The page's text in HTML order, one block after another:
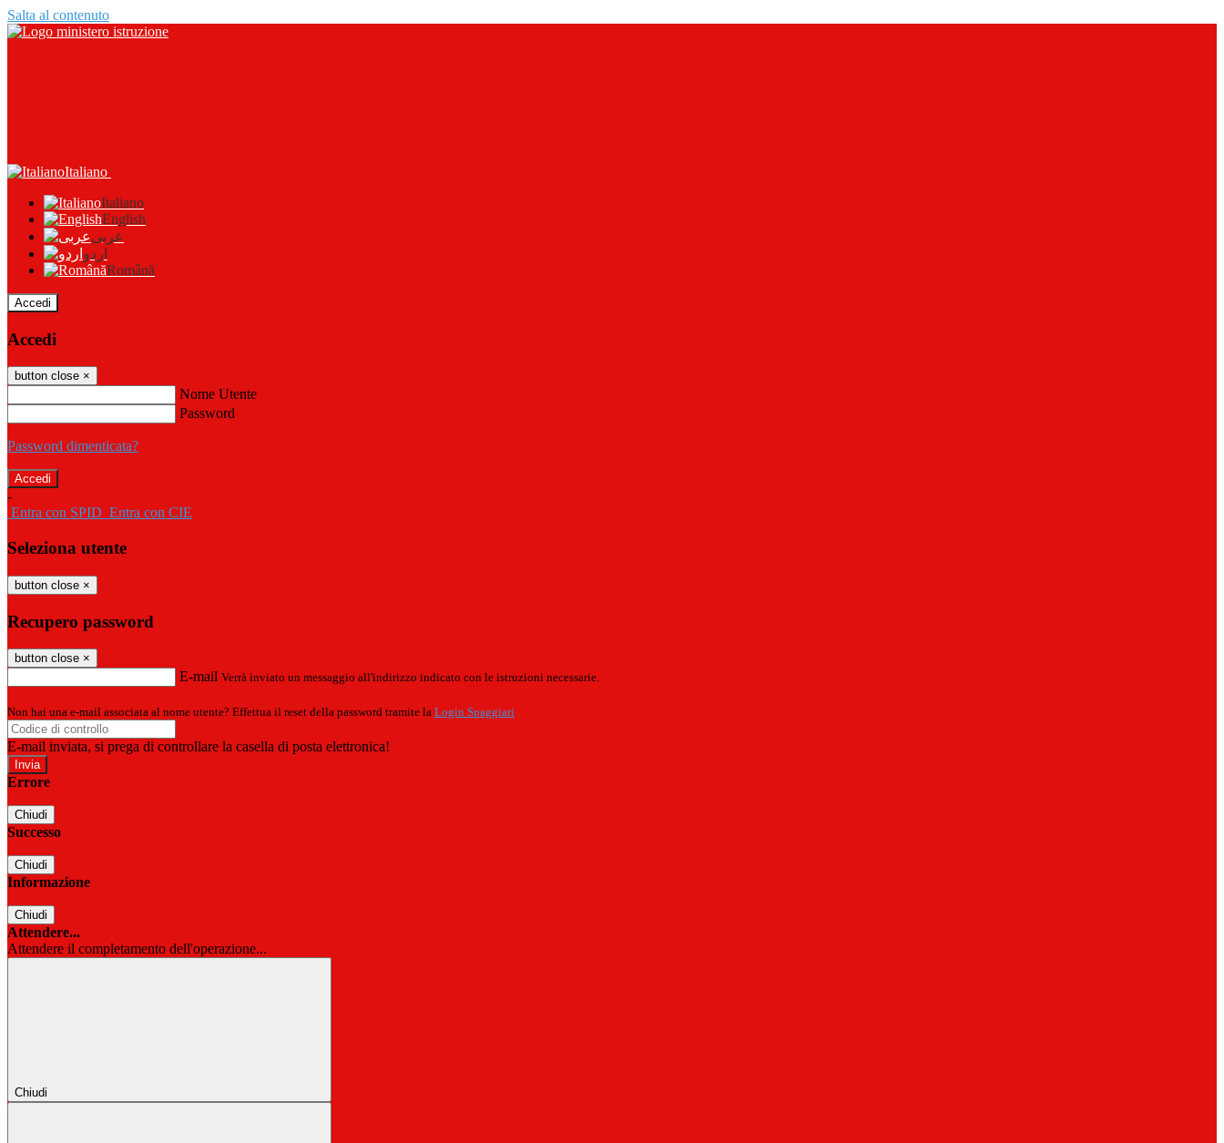
Salta al contenuto
Italiano
Italiano
English
عربى
اردو
Română
Accedi
Accedi
button close ×
Nome Utente
Password
Password dimenticata?
-
Entra con SPID Entra con CIE
Seleziona utente
button close ×
Recupero password
button close ×
E-mail Verrà inviato un messaggio all'indirizzo indicato con le istruzioni necessarie.
Non hai una e-mail associata al nome utente? Effettua il reset della password tramite la Login Spaggiari
E-mail inviata, si prega di controllare la casella di posta elettronica!
Errore
Chiudi
Successo
Chiudi
Informazione
Chiudi
Attendere...
Attendere il completamento dell'operazione...
Chiudi